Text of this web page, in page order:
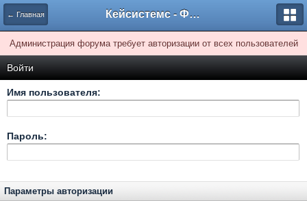
← Главная Кейсистемс - Форумы
Администрация форума требует авторизации от всех пользователей
Войти
Имя пользователя:
Пароль:
Параметры авторизации